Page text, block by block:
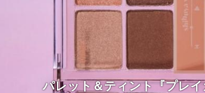
パレット＆ティント『プレ